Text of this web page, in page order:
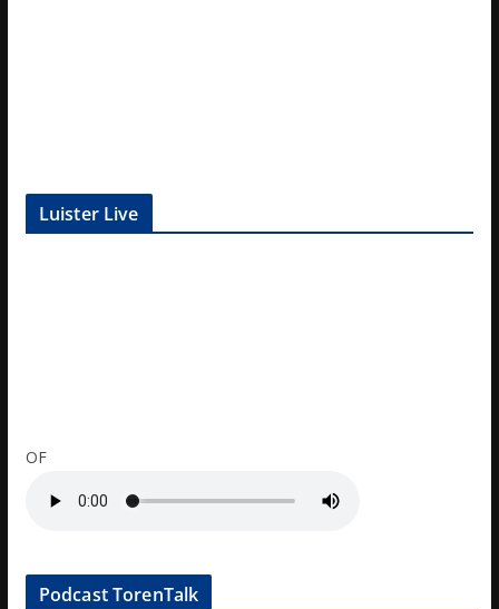
Luister Live
OF
Podcast TorenTalk